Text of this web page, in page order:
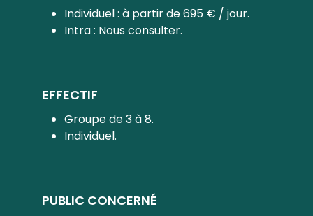
Individuel : à partir de 695 € / jour.
Intra : Nous consulter.
EFFECTIF
Groupe de 3 à 8.
Individuel.
PUBLIC CONCERNÉ